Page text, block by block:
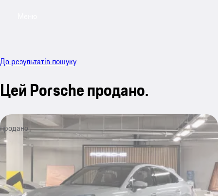
До результатів пошуку
Цей Porsche продано.
продано